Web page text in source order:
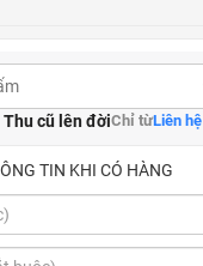
Thu cũ lên đờiChỉ từLiên hệ
TIN KHI CÓ HÀNG